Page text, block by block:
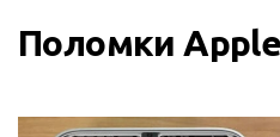
Поломки